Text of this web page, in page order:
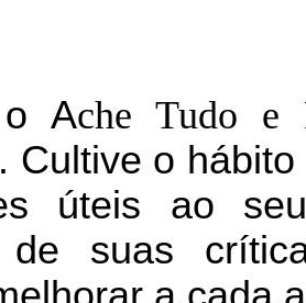
Ache Tudo e
Cultive o
úteis ao
de suas